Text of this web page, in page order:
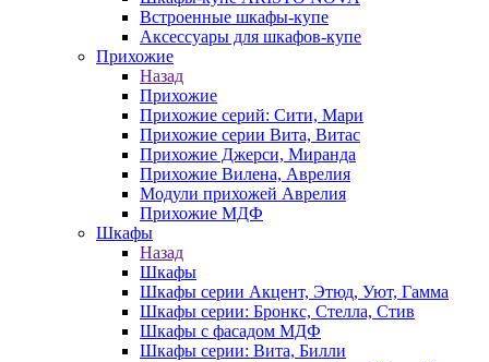
Встроенные шкафы-купе
Аксессуары для шкафов-купе
Прихожие
Назад
Прихожие
Прихожие серий: Сити, Мари
Прихожие серии Вита, Витас
Прихожие Джерси, Миранда
Прихожие Вилена, Аврелия
Модули прихожей Аврелия
Прихожие МДФ
Шкафы
Назад
Шкафы
Шкафы серии Акцент, Этюд, Уют, Гамма
Шкафы серии: Бронкс, Стелла, Стив
Шкафы с фасадом МДФ
Шкафы серии: Вита, Билли